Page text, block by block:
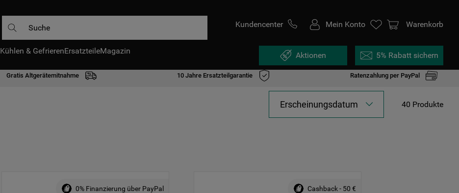
Kundencenter Mein Konto Warenkorb
Kühlen & GefrierenErsatzteileMagazin Aktionen 5% Rabatt sichern
Gratis Altgerätemitnahme 10 Jahre Ersatzteilgarantie Ratenzahlung per PayPal
Erscheinungsdatum 40 Produkte
0% Finanzierung über PayPal Cashback - 50 €